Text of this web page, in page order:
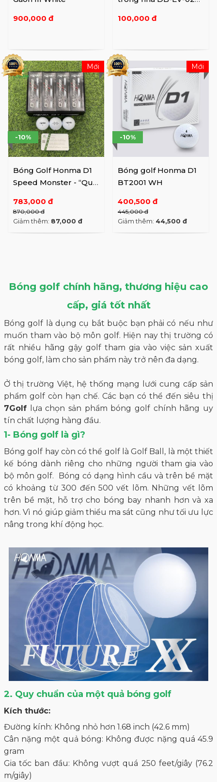
900,000 đ 100,000 đ
Bóng Golf Honma D1
Speed Monster - “Quái
783,000 đ
870,000 đ
-10%
Giảm thêm: 87,000 đ
Mới
Bóng golf Honma D1
BT2001 WH
400,500 đ
445,000 đ
-10%
Giảm thêm: 44,500 đ
Mới
Bóng golf chính hãng, thương hiệu cao
cấp, giá tốt nhất
Bóng golf là dụng cụ bắt buộc bạn phải có nếu như
muốn tham vào bộ môn golf. Hiện nay thị trường có
rất nhiều hãng gậy golf tham gia vào việc sản xuất
bóng golf, làm cho sản phẩm này trở nên đa dạng.
Ở thị trường Việt, hệ thống mạng lưới cung cấp sản
phẩm golf còn hạn chế. Các bạn có thể đến siêu thị
7Golf lựa chọn sản phẩm bóng golf chính hãng uy
tín chất lượng hàng đầu.
1- Bóng golf là gì?
Bóng golf hay còn có thể golf là Golf Ball, là một thiết
kế bóng dành riêng cho những người tham gia vào
bộ môn golf. Bóng có dạng hình cầu và trên bề mặt
có khoảng từ 300 đến 500 vết lõm. Những vết lõm
trên bề mặt, hỗ trợ cho bóng bay nhanh hơn và xa
hơn. Vì nó giúp giảm thiểu ma sát cũng như tối ưu lực
nâng trong khí động học.
2. Quy chuẩn của một quả bóng golf
Kích thước:
Đường kính: Không nhỏ hơn 1.68 inch (42.6 mm)
Cân nặng một quả bóng: Không được nặng quá 45.9
gram
Gia tốc ban đầu: Không vượt quá 250 feet/giây (76.2
m/giây)